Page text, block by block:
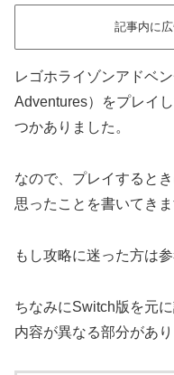
記事内に広
レゴホライゾンアドベ
Adventures）をプレイ
つかありました。
なので、プレイすると
思ったことを書いてきま
もし攻略に迷った方は
ちなみにSwitch版を元
内容が異なる部分があり